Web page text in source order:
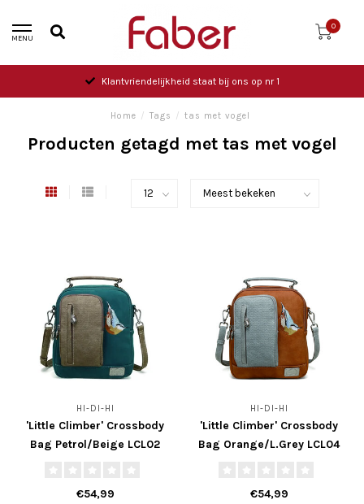
MENU
0
Klantvriendelijkheid staat bij ons op nr 1
Home / Tags / tas met vogel
Producten getagd met tas met vogel
HI-DI-HI
'Little Climber' Crossbody
Bag Petrol/Beige LCL02
€54,99
HI-DI-HI
'Little Climber' Crossbody
Bag Orange/L.Grey LCL04
€54,99